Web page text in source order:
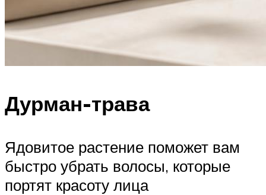
Дурман-трава
Ядовитое растение поможет вам
быстро убрать волосы, которые
портят красоту лица